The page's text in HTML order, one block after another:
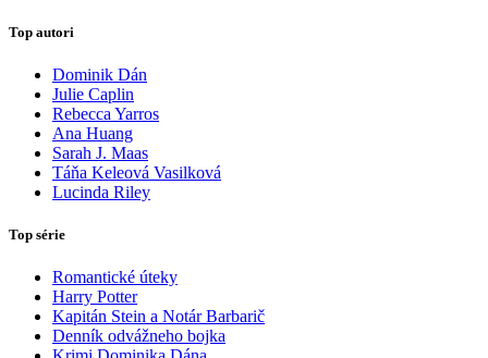
Top autori
Dominik Dán
Julie Caplin
Rebecca Yarros
Ana Huang
Sarah J. Maas
Táňa Keleová Vasilková
Lucinda Riley
Top série
Romantické úteky
Harry Potter
Kapitán Stein a Notár Barbarič
Denník odvážneho bojka